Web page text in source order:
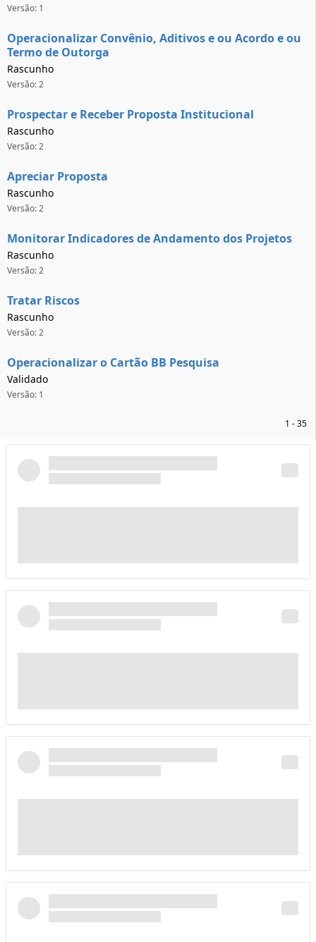
Versão: 1
Operacionalizar Convênio, Aditivos e ou Acordo e ou
Termo de Outorga
Rascunho
Versão: 2
Prospectar e Receber Proposta Institucional
Rascunho
Versão: 2
Apreciar Proposta
Rascunho
Versão: 2
Monitorar Indicadores de Andamento dos Projetos
Rascunho
Versão: 2
Tratar Riscos
Rascunho
Versão: 2
Operacionalizar o Cartão BB Pesquisa
Validado
Versão: 1
1 - 35